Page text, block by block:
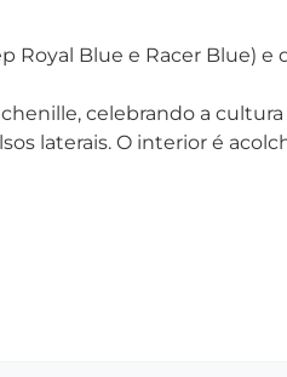
Blue e Racer Blue) e
celebrando a cultura
laterais. O interior é